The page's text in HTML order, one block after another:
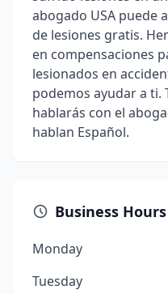
abogado USA puede
de lesiones gratis.
en compensaciones
lesionados en
podemos ayudar a ti.
hablarás con el
hablan Español.
Business Hours
Monday
Tuesday